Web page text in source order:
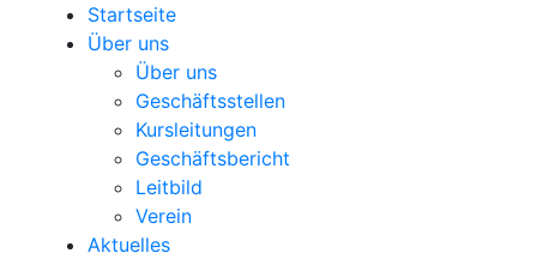
Startseite
Über uns
Über uns
Geschäftsstellen
Kursleitungen
Geschäftsbericht
Leitbild
Verein
Aktuelles